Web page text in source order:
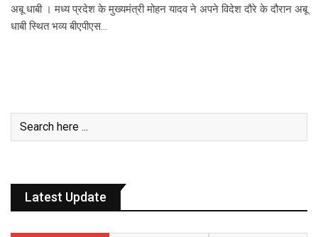
अबू धाबी । मध्य प्रदेश के मुख्यमंत्री मोहन यादव ने अपने विदेश दौरे के दौरान अबू
धाबी स्थित भव्य बीएपीएस…
Latest Update